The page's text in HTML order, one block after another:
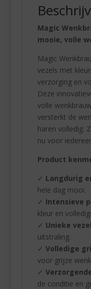
Magic
mooie, volle
Magic
vezels met
verzorging en
Deze
volle
versterkt de
haren volledig.
nu voor
Product
✓ Langdurig
hele dag mooi.
✓ Intensieve
kleur en
✓ Unieke
uitstraling.
✓ Volledige
voor grijze
✓
de conditie en